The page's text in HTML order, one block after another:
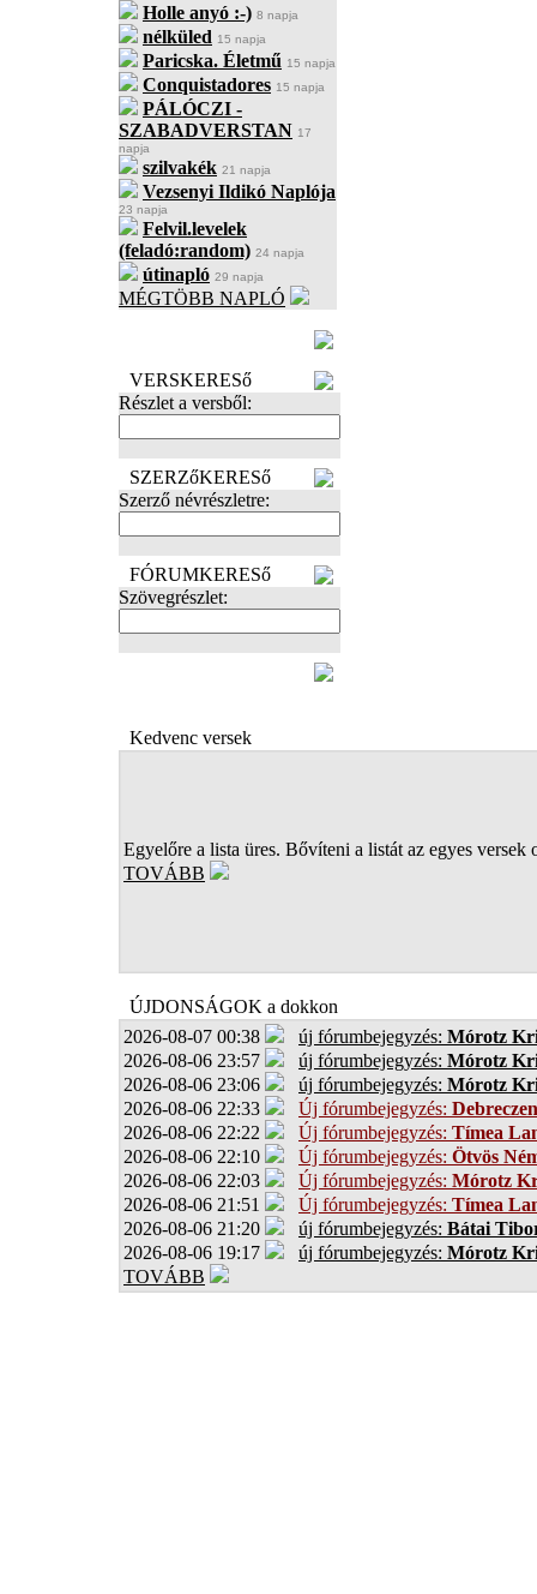
Holle anyó :-) 8 napja
nélküled 15 napja
Paricska. Életmű 15 napja
Conquistadores 15 napja
PÁLÓCZI -
SZABADVERSTAN 17
napja
szilvakék 21 napja
Vezsenyi Ildikó Naplója
23 napja
Felvil.levelek
(feladó:random) 24 napja
útinapló 29 napja
MÉGTÖBB NAPLÓ
VERSKERESő
Részlet a versből:
SZERZőKERESő
Szerző névrészletre:
FÓRUMKERESő
Szövegrészlet:
Kedvenc versek
Egyelőre a lista üres. Bővíteni a listát az egyes versek
TOVÁBB
ÚJDONSÁGOK a dokkon
2026-08-07 00:38
új fórumbejegyzés: Mórotz
2026-08-06 23:57
új fórumbejegyzés: Mórotz
2026-08-06 23:06
új fórumbejegyzés: Mórotz
2026-08-06 22:33
Új fórumbejegyzés:
2026-08-06 22:22
Új fórumbejegyzés: Tímea
2026-08-06 22:10
Új fórumbejegyzés: Ötvös
2026-08-06 22:03
Új fórumbejegyzés: Mórotz
2026-08-06 21:51
Új fórumbejegyzés: Tímea
2026-08-06 21:20
új fórumbejegyzés: Bátai
2026-08-06 19:17
új fórumbejegyzés: Mórotz
TOVÁBB